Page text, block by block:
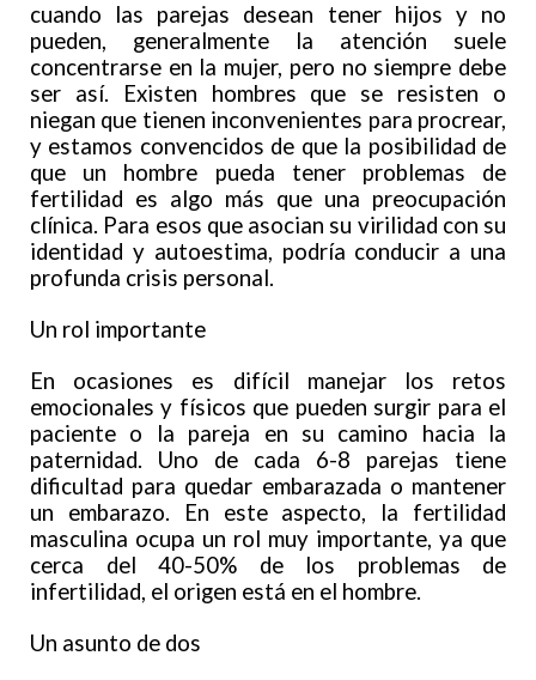
cuando las parejas desean tener hijos y no
pueden, generalmente la atención suele
concentrarse en la mujer, pero no siempre debe
ser así. Existen hombres que se resisten o
niegan que tienen inconvenientes para procrear,
y estamos convencidos de que la posibilidad de
que un hombre pueda tener problemas de
fertilidad es algo más que una preocupación
clínica. Para esos que asocian su virilidad con su
identidad y autoestima, podría conducir a una
profunda crisis personal.
Un rol importante
En ocasiones es difícil manejar los retos
emocionales y físicos que pueden surgir para el
paciente o la pareja en su camino hacia la
paternidad. Uno de cada 6-8 parejas tiene
dificultad para quedar embarazada o mantener
un embarazo. En este aspecto, la fertilidad
masculina ocupa un rol muy importante, ya que
cerca del 40-50% de los problemas de
infertilidad, el origen está en el hombre.
Un asunto de dos